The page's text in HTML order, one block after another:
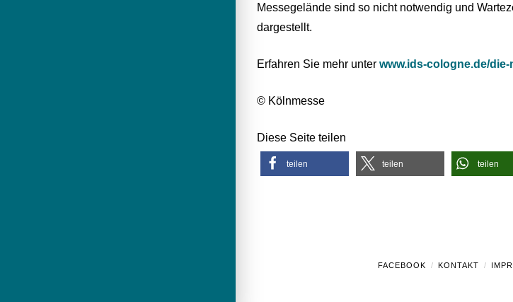
Messegelände sind so nicht notwendig und
dargestellt.
Erfahren Sie mehr unterwww.ids-cologne.de/
© Kölnmesse
Diese Seite teilen
teilen teilen teilen
FACEBOOK KONTAKT